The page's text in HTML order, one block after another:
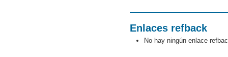
Enlaces refback
No hay ningún enlace